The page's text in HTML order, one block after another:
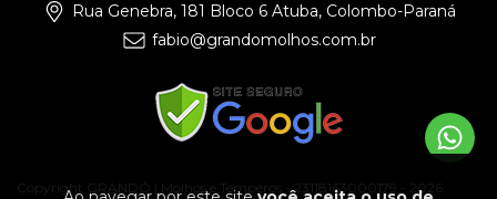
Rua Genebra, 181 Bloco 6 Atuba, Colombo-Paraná
fabio@grandomolhos.com.br
Copyright GRANDÓ | Molhos e Temperos - 23118163000179 - 2026.